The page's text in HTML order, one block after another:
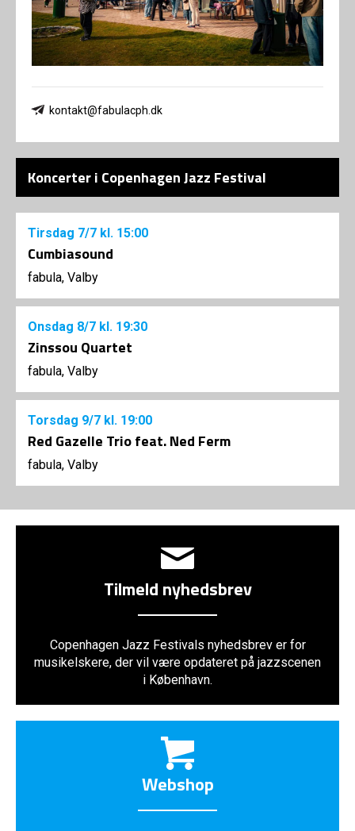
kontakt@fabulacph.dk
Koncerter i Copenhagen Jazz Festival
Tirsdag 7/7 kl. 15:00
Cumbiasound
fabula, Valby
Onsdag 8/7 kl. 19:30
Zinssou Quartet
fabula, Valby
Torsdag 9/7 kl. 19:00
Red Gazelle Trio feat. Ned Ferm
fabula, Valby
Tilmeld nyhedsbrev
Copenhagen Jazz Festivals nyhedsbrev er for
musikelskere, der vil være opdateret på jazzscenen
i København.
Webshop